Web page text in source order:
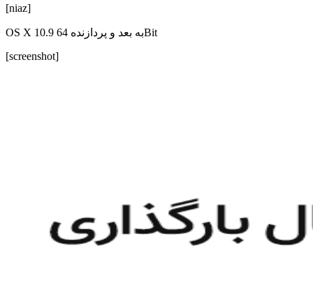
[niaz]
OS X 10.9 به بعد و پردازنده 64Bit
[screenshot]